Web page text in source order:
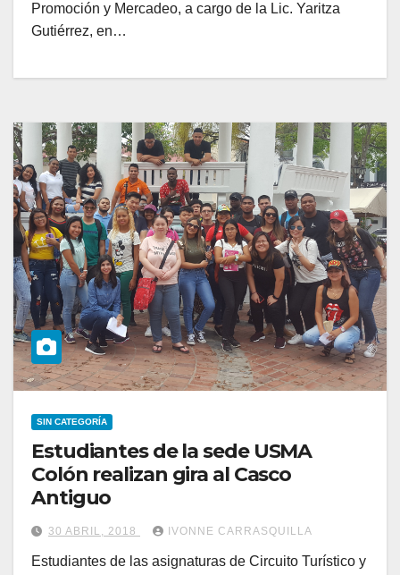
Promoción y Mercadeo, a cargo de la Lic. Yaritza
Gutiérrez, en…
SIN CATEGORÍA
Estudiantes de la sede USMA
Colón realizan gira al Casco
Antiguo
30 ABRIL, 2018 IVONNE CARRASQUILLA
Estudiantes de las asignaturas de Circuito Turístico y